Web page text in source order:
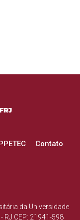
Contato
da Universidade
RJ CEP: 21941-598